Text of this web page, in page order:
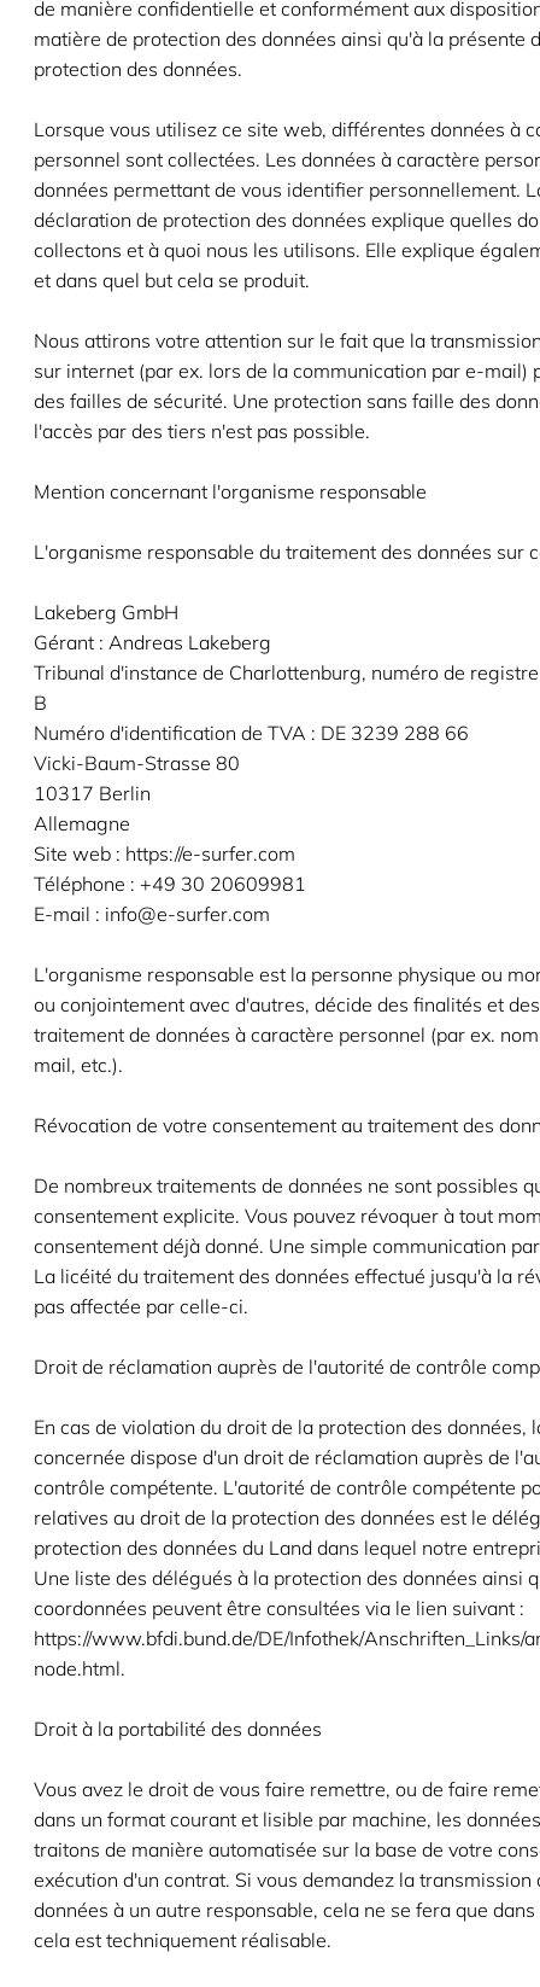
de manière confidentielle et conformément aux
matière de protection des données ainsi qu'à la présente
protection des données.
Lorsque vous utilisez ce site web, différentes données à
personnel sont collectées. Les données à caractère
données permettant de vous identifier personnellement.
déclaration de protection des données explique quelles
collectons et à quoi nous les utilisons. Elle explique
et dans quel but cela se produit.
Nous attirons votre attention sur le fait que la
sur internet (par ex. lors de la communication par e-mail)
des failles de sécurité. Une protection sans faille des
l'accès par des tiers n'est pas possible.
Mention concernant l'organisme responsable
L'organisme responsable du traitement des données sur
Lakeberg GmbH
Gérant : Andreas Lakeberg
Tribunal d'instance de Charlottenburg, numéro de
B
Numéro d'identification de TVA : DE 3239 288 66
Vicki-Baum-Strasse 80
10317 Berlin
Allemagne
Site web : https://e-surfer.com
Téléphone : +49 30 20609981
E-mail : info@e-surfer.com
L'organisme responsable est la personne physique ou
ou conjointement avec d'autres, décide des finalités et
traitement de données à caractère personnel (par ex.
mail, etc.).
Révocation de votre consentement au traitement des
De nombreux traitements de données ne sont possibles
consentement explicite. Vous pouvez révoquer à tout
consentement déjà donné. Une simple communication
La licéité du traitement des données effectué jusqu'à la
pas affectée par celle-ci.
Droit de réclamation auprès de l'autorité de contrôle
En cas de violation du droit de la protection des données,
concernée dispose d'un droit de réclamation auprès de
contrôle compétente. L'autorité de contrôle compétente
relatives au droit de la protection des données est le
protection des données du Land dans lequel notre
Une liste des délégués à la protection des données ainsi
coordonnées peuvent être consultées via le lien suivant :
https://www.bfdi.bund.de/DE/Infothek/Anschriften_Links/
node.html.
Droit à la portabilité des données
Vous avez le droit de vous faire remettre, ou de faire
dans un format courant et lisible par machine, les
traitons de manière automatisée sur la base de votre
exécution d'un contrat. Si vous demandez la transmission
données à un autre responsable, cela ne se fera que
cela est techniquement réalisable.